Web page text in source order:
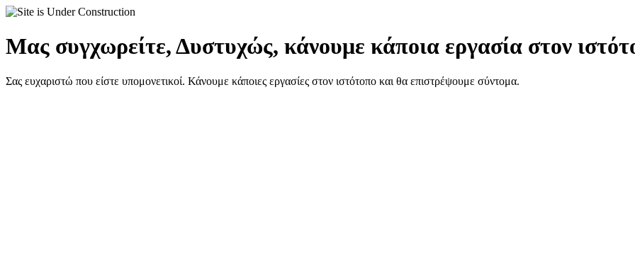
Μας συγχωρείτε, Δυστυχώς, κάνουμε κάποια εργασία στον
Σας ευχαριστώ που είστε υπομονετικοί. Κάνουμε κάποιες εργασίες στον ιστότοπο και θα επιστρέψουμε σύντομα.